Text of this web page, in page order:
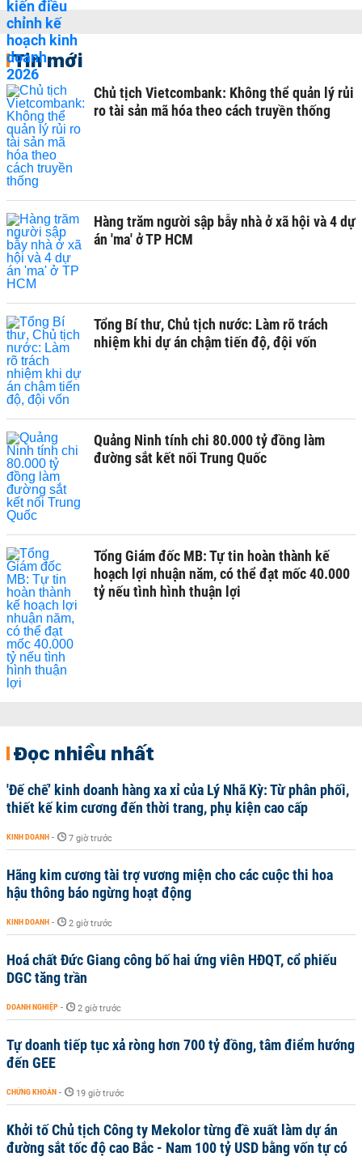
Tin mới
Chủ tịch Vietcombank: Không thể quản lý rủi
ro tài sản mã hóa theo cách truyền thống
Hàng trăm người sập bẫy nhà ở xã hội và 4 dự
án 'ma' ở TP HCM
Tổng Bí thư, Chủ tịch nước: Làm rõ trách
nhiệm khi dự án chậm tiến độ, đội vốn
Quảng Ninh tính chi 80.000 tỷ đồng làm
đường sắt kết nối Trung Quốc
Tổng Giám đốc MB: Tự tin hoàn thành kế
hoạch lợi nhuận năm, có thể đạt mốc 40.000
tỷ nếu tình hình thuận lợi
Đọc nhiều nhất
'Đế chế’ kinh doanh hàng xa xỉ của Lý Nhã Kỳ: Từ phân phối,
thiết kế kim cương đến thời trang, phụ kiện cao cấp
KINH DOANH - 7 giờ trước
Hãng kim cương tài trợ vương miện cho các cuộc thi hoa
hậu thông báo ngừng hoạt động
KINH DOANH - 2 giờ trước
Hoá chất Đức Giang công bố hai ứng viên HĐQT, cổ phiếu
DGC tăng trần
DOANH NGHIỆP - 2 giờ trước
Tự doanh tiếp tục xả ròng hơn 700 tỷ đồng, tâm điểm hướng
đến GEE
CHỨNG KHOÁN - 19 giờ trước
Khởi tố Chủ tịch Công ty Mekolor từng đề xuất làm dự án
đường sắt tốc độ cao Bắc - Nam 100 tỷ USD bằng vốn tự có